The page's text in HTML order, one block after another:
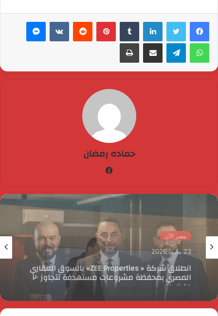
لينكدإن بينتيريست ماسنجر
واتساب تيلقرام مشاركة عبر البريد طباعة
حماده رمضان
مصر الآن
23 مايو، 2026
افتتاح المبنى الرئيسي لمستشفى الناس باسم
الراحل خميس عصفور